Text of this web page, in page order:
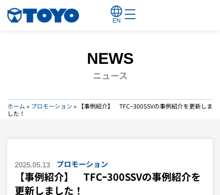
EN
NEWS
ニュース
ホーム » プロモーション »
【事例紹介】 TFCｰ300SSVの事例紹介を更新しま
した！
2025.05.13 プロモーション
【事例紹介】 TFCｰ300SSVの事例紹介を
更新しました！